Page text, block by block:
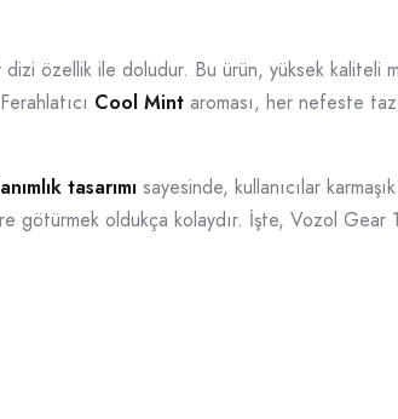
dizi özellik ile doludur. Bu ürün, yüksek kaliteli
Cool Mint aroması, her nefeste
tasarımı sayesinde, kullanıcılar
götürmek oldukça kolaydır. İşte, Vozol